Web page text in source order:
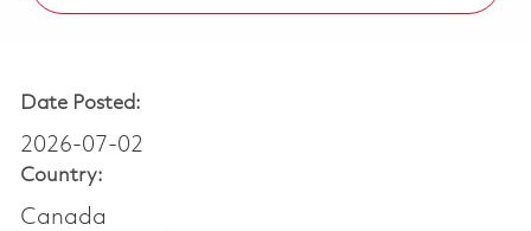
Date Posted:
2026-07-02
Country:
Canada